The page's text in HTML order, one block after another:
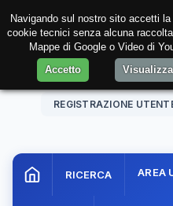
08 Aug. 202619:41:30
REGISTRAZIONE
RICERCA AREA
Navigando sul nostro sito accetti
cookie tecnici senza alcuna
Mappe di Google o Video di
Accetto